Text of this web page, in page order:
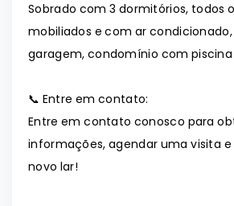
Sobrado com 3 dormitórios, todos
mobiliados e com ar
garagem, condomínio com piscina
📞 Entre em contato:
Entre em contato conosco para
informações, agendar uma visita
novo lar!